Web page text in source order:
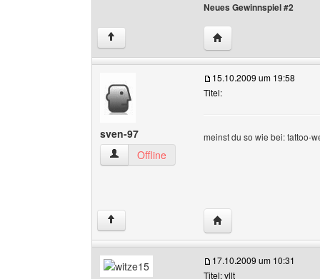
Neues Gewinnspiel #2
↑ Website dieses
sven-97
sven-97 Benutzer-Profile anzeigen
Offline
15.10.2009 um 19:58
Titel:
meinst du so wie bei: tattoo-
↑ Website dieses
17.10.2009 um 10:31
Titel: vllt